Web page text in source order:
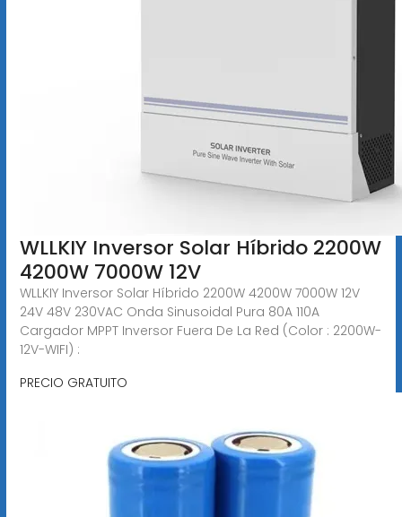
WLLKIY Inversor Solar Híbrido 2200W
4200W 7000W 12V
WLLKIY Inversor Solar Híbrido 2200W 4200W 7000W 12V
24V 48V 230VAC Onda Sinusoidal Pura 80A 110A
Cargador MPPT Inversor Fuera De La Red (Color : 2200W-
12V-WIFI) :
PRECIO GRATUITO